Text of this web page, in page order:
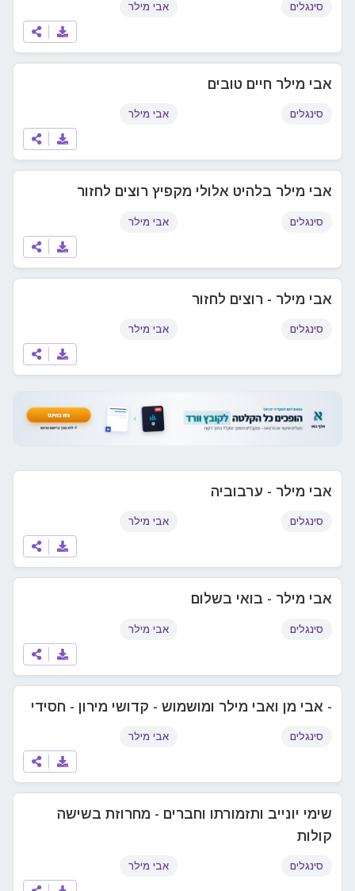
סינגלים אבי מילר
אבי מילר חיים טובים
סינגלים אבי מילר
אבי מילר בלהיט אלולי מקפיץ רוצים לחזור
סינגלים אבי מילר
אבי מילר - רוצים לחזור
סינגלים אבי מילר
אבי מילר - ערבוביה
סינגלים אבי מילר
אבי מילר - בואי בשלום
סינגלים אבי מילר
- אבי מן ואבי מילר ומושמוש - קדושי מירון - חסידי
סינגלים אבי מילר
שימי יונייב ותזמורתו וחברים - מחרוזת בשישה
קולות
סינגלים אבי מילר